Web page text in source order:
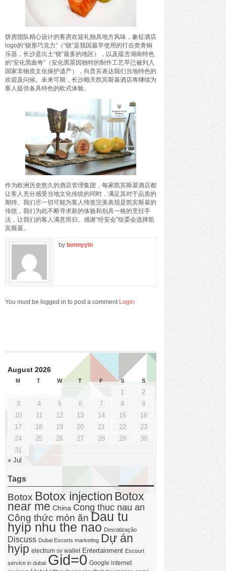
饼房团队精心设计的客房欢迎礼独具地方风味，象征酒店
logo的“铙形巧克力”（“铙”是我国最早使用的打击类青铜
乐器，长沙是出土“铙”最多的地区），以及蕴含湖南特色
的“安化黑曲奇”（安化黑茶因独特的制作工艺早已被列入
国家非物质文化保护遗产），向贵宾表达我们当地特色的
欢迎及问候。未来可期，长沙顺天凯宾斯基酒店将继续为
客人提供各具特色的欧式体验。
作为欧洲历史悠久的酒店管理集团，每家凯宾斯基酒店都
让客人充分感受当地文化传统的同时，满足其对于品质的
期待。我们尽一切可能为客人缔造完美表现是凯宾斯基的
传统，我们为此不断寻求新的体验和别具一格的烹饪手
法，让我们的客人满意而归。感谢“经安会”组委会选择凯
宾斯基。
by bonnyyin
You must be logged in to post a comment Login
August 2026
M T W T F S S
1
2
3
4 5 6 7 8
9
10
11 12 13 14 15
16
17
18 19 20 21 22
23
24
25 26 27 28 29
30
31
« Jul
Tags
Botox Botox injection Botox
near me China Cong thuc nau an
Công thức món ăn Dau tu
hyip nhu the nao Desratização
Discuss Dubai Escorts marketing Dự án
hyip electrum sv wallet Entertainment Escourt
service in dubai Gid=0 Google internet